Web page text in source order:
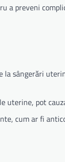
a preveni
la sângerări
uterine, pot
cum ar fi